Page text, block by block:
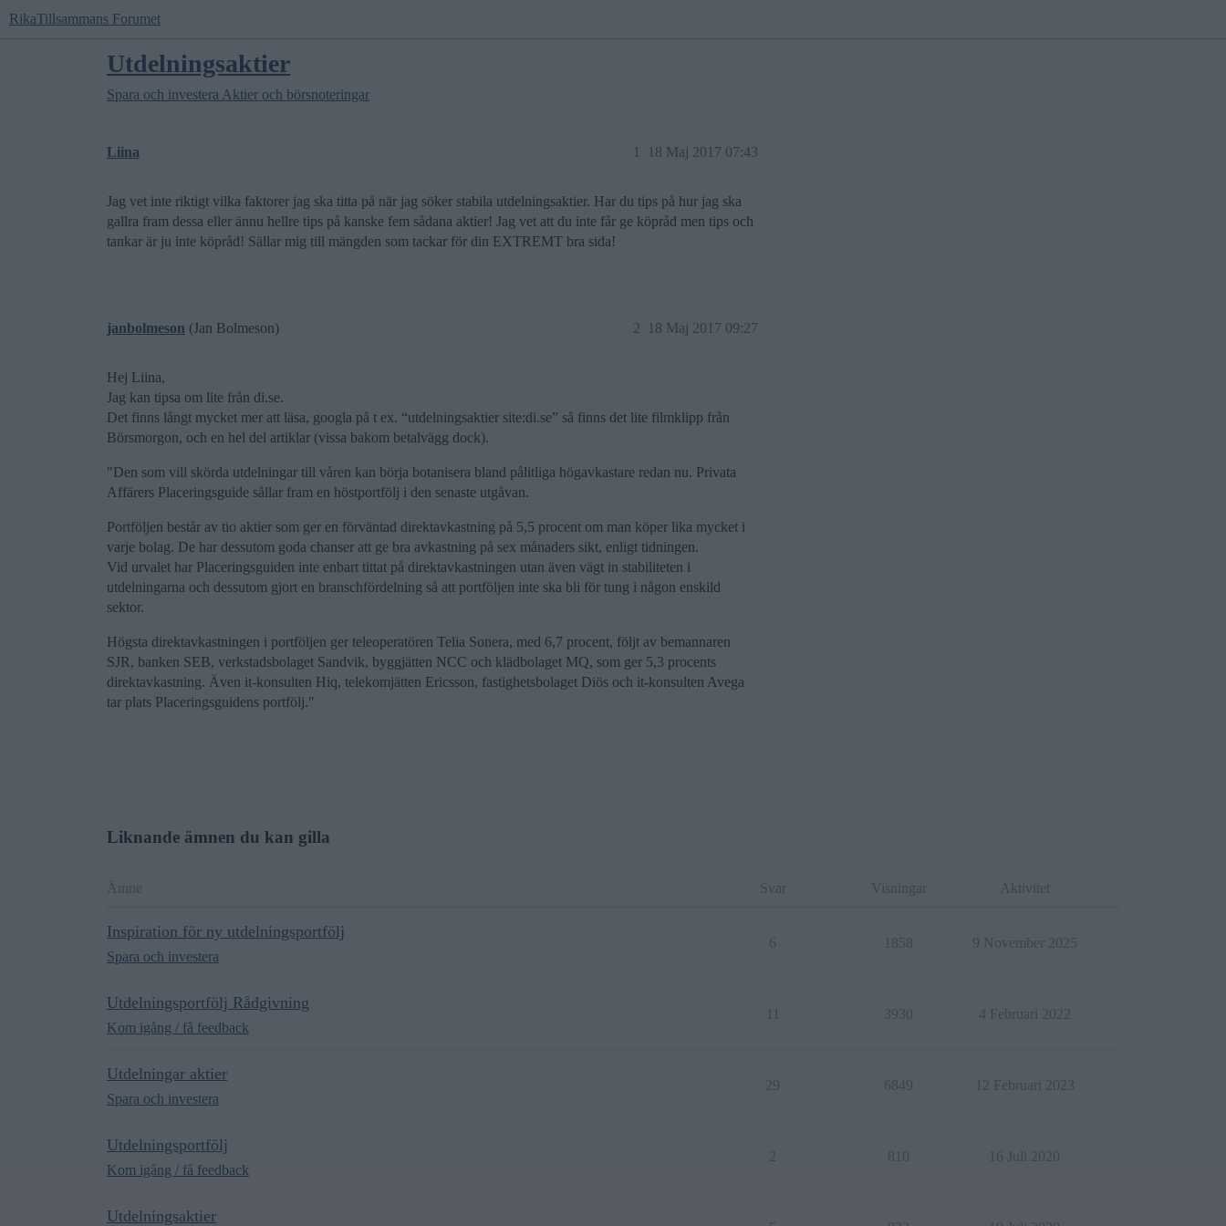
RikaTillsammans Forumet
Utdelningsaktier
Spara och investera Aktier och börsnoteringar
Liina 18 Maj 2017 07:43
1
Jag vet inte riktigt vilka faktorer jag ska titta på när jag söker stabila utdelningsaktier. Har du tips på hur jag ska
gallra fram dessa eller ännu hellre tips på kanske fem sådana aktier! Jag vet att du inte får ge köpråd men tips och
tankar är ju inte köpråd! Sällar mig till mängden som tackar för din EXTREMT bra sida!
janbolmeson (Jan Bolmeson) 18 Maj 2017 09:27
2
Hej Liina,
Jag kan tipsa om lite från di.se.
Det finns långt mycket mer att läsa, googla på t ex. “utdelningsaktier site:di.se” så finns det lite filmklipp från
Börsmorgon, och en hel del artiklar (vissa bakom betalvägg dock).
"Den som vill skörda utdelningar till våren kan börja botanisera bland pålitliga högavkastare redan nu. Privata
Affärers Placeringsguide sållar fram en höstportfölj i den senaste utgåvan.
Portföljen består av tio aktier som ger en förväntad direktavkastning på 5,5 procent om man köper lika mycket i
varje bolag. De har dessutom goda chanser att ge bra avkastning på sex månaders sikt, enligt tidningen.
Vid urvalet har Placeringsguiden inte enbart tittat på direktavkastningen utan även vägt in stabiliteten i
utdelningarna och dessutom gjort en branschfördelning så att portföljen inte ska bli för tung i någon enskild
sektor.
Högsta direktavkastningen i portföljen ger teleoperatören Telia Sonera, med 6,7 procent, följt av bemannaren
SJR, banken SEB, verkstadsbolaget Sandvik, byggjätten NCC och klädbolaget MQ, som ger 5,3 procents
direktavkastning. Även it-konsulten Hiq, telekomjätten Ericsson, fastighetsbolaget Diös och it-konsulten Avega
tar plats Placeringsguidens portfölj."
Liknande ämnen du kan gilla
Ämne Svar Visningar Aktivitet
Inspiration för ny utdelningsportfölj
Spara och investera
6 1858 9 November 2025
Utdelningsportfölj Rådgivning
Kom igång / få feedback
3930 4 Februari 2022
Utdelningar aktier
Spara och investera
29 6849 12 Februari 2023
Utdelningsportfölj
Kom igång / få feedback
810 16 Juli 2020
Utdelningsaktier